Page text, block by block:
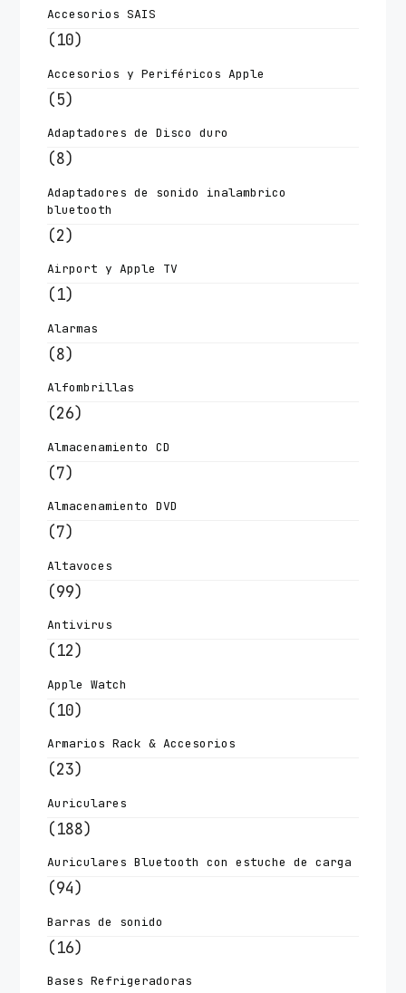
Accesorios SAIS
(10)
Accesorios y Periféricos Apple
(5)
Adaptadores de Disco duro
(8)
Adaptadores de sonido inalambrico
bluetooth
(2)
Airport y Apple TV
(1)
Alarmas
(8)
Alfombrillas
(26)
Almacenamiento CD
(7)
Almacenamiento DVD
(7)
Altavoces
(99)
Antivirus
(12)
Apple Watch
(10)
Armarios Rack & Accesorios
(23)
Auriculares
(188)
Auriculares Bluetooth con estuche de carga
(94)
Barras de sonido
(16)
Bases Refrigeradoras